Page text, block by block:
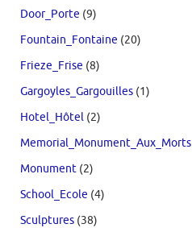
Door_Porte (9)
Fountain_Fontaine (20)
Frieze_Frise (8)
Gargoyles_Gargouilles (1)
Hotel_Hôtel (2)
Memorial_Monument_Aux_Morts
Monument (2)
School_Ecole (4)
Sculptures (38)